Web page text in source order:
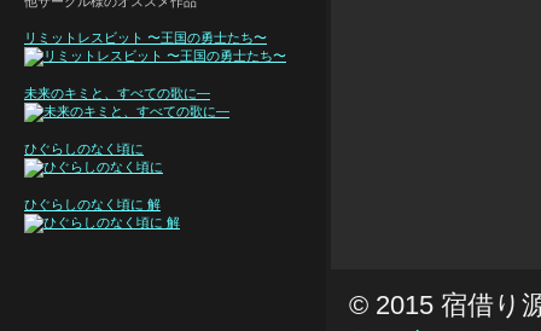
リミットレスビット 〜王国の勇士たち〜
未来のキミと、すべての歌に—
ひぐらしのなく頃に
ひぐらしのなく頃に 解
© 2015 宿借り